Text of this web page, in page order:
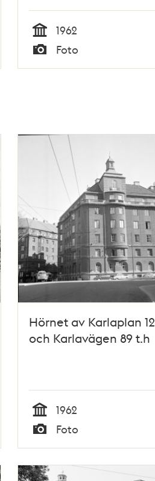
Tid
1962
Typ
Foto
Hörnet av Karlaplan 12
och Karlavägen 89 t.h
Tid
1962
Typ
Foto